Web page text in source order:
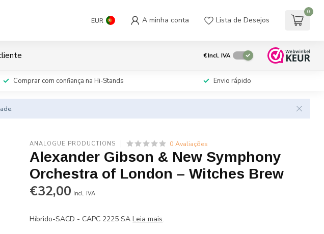
EUR A minha conta Lista de Desejos
0
€Incl. IVA
Comprar com confiança na Hi-Stands Envio rápido
ANALOGUE PRODUCTIONS 0 Avaliações
Alexander Gibson & New Symphony
Orchestra of London – Witches Brew
€32,00 Incl. IVA
Híbrido-SACD - CAPC 2225 SALeia mais.